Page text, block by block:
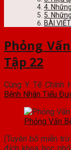
4.
5.
BÀI
Phỏng
Tập 22
Cùng Y Tế Chính
Bệnh Nhân Tiểu
Phỏng Vấn
(Tuyên bố miễn